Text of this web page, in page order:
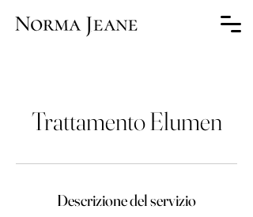
Trattamento Elumen
Descrizione del servizio